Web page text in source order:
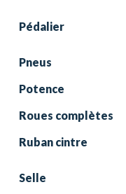
Pédalier
Pneus
Potence
Roues complètes
Ruban cintre
Selle